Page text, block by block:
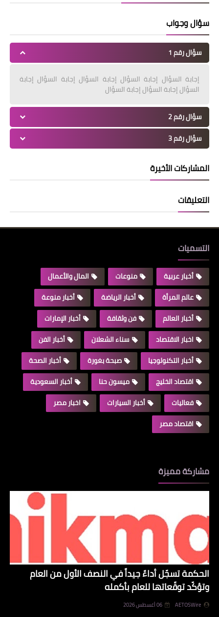
سؤال وجواب
سؤال رقم 1
إجابة السؤال إجابة السؤال إجابة السؤال إجابة السؤال إجابة
السؤال إجابة السؤال إجابة السؤال
سؤال رقم 2
سؤال رقم 3
المشاركات الأخيرة
التعليقات
التسميات
أخبار عربية منوعات
المال والأعمال
عالم المرأة
أخبار الرياضة
أخبار منوعة
أخبار العالم
فن وثقافة
أخبار الإمارات
اخبار الاقتصاد
سناء الشعلان
أخبار الفن
أخبار التكنولوجيا
صبحة بغورة
أخبار الصحة
اقتصاد الخليج
ميسون حنا
أخبار السعودية
فعاليات
أخبار السيارات
اخبار مصر
اقتصاد مصر
مشاركة مميزة
الحكمة تسجّل أداءً جيداً في النصف الأول من العام
وتؤكّد توقّعاتها للعام بأكمله
AETOSWire 06 أغسطس 2026